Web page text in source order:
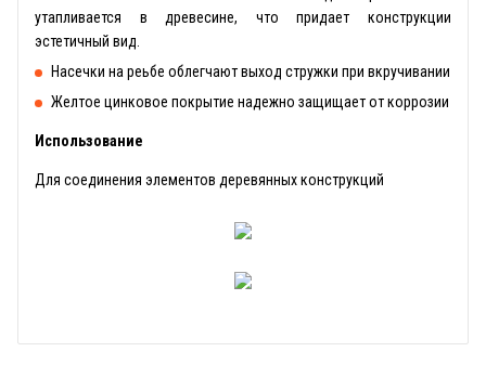
утапливается в древесине, что придает конструкции
эстетичный вид.
Насечки на реьбе облегчают выход стружки при вкручивании
Желтое цинковое покрытие надежно защищает от коррозии
Использование
Для соединения элементов деревянных конструкций